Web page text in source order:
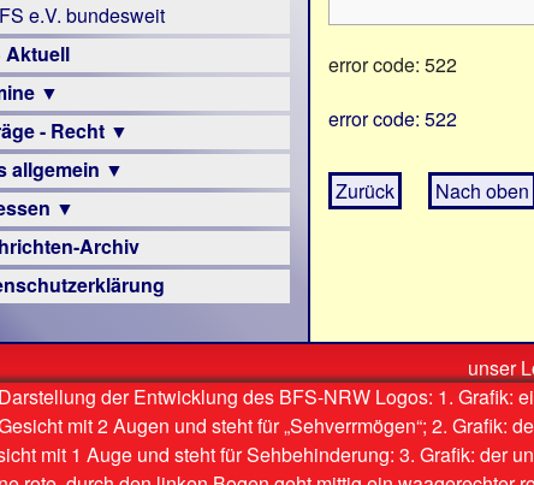
e.V. bundesweit
Aktuell
▼
- Recht ▼
allgemein ▼
▼
Hörbüchereien
Archiv
error code: 522
error code: 522
Zurück Nach oben
unser